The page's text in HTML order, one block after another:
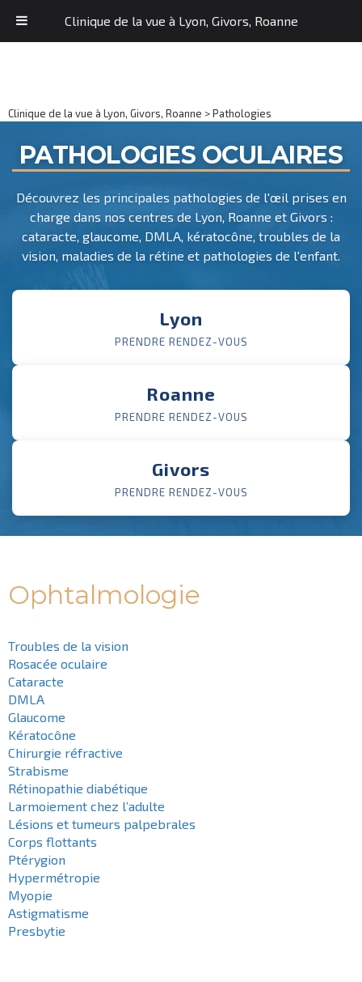
Clinique de la vue à Lyon, Givors, Roanne >Pathologies
PATHOLOGIES OCULAIRES
Découvrez les principales pathologies de l'œil prises en
charge dans nos centres de Lyon, Roanne et Givors :
cataracte, glaucome, DMLA, kératocône, troubles de la
vision, maladies de la rétine et pathologies de l'enfant.
Lyon
PRENDRE RENDEZ-VOUS
Roanne
PRENDRE RENDEZ-VOUS
Givors
PRENDRE RENDEZ-VOUS
Ophtalmologie
Troubles de la vision
Rosacée oculaire
Cataracte
DMLA
Glaucome
Kératocône
Chirurgie réfractive
Strabisme
Rétinopathie diabétique
Larmoiement chez l’adulte
Lésions et tumeurs palpebrales
Corps flottants
Ptérygion
Hypermétropie
Myopie
Astigmatisme
Presbytie
Clinique de la vue à Lyon, Givors, Roanne